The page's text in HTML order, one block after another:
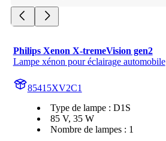
Philips Xenon X-tremeVision gen2
Lampe xénon pour éclairage automobile
85415XV2C1
Type de lampe : D1S
85 V, 35 W
Nombre de lampes : 1